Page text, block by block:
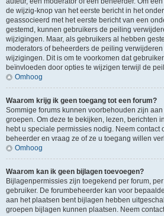
de wijzig-knop van het eerste bericht in het
geassocieerd met het eerste bericht van een
gestemd, kunnen gebruikers de peiling
wijzigingen. Maar, als gebruikers al hebben
moderators of beheerders de peiling
wijzigingen. Dit is om te voorkomen dat
beïnvloeden door opties te wijzigen terwijl de
Omhoog
Waarom krijg ik geen toegang tot een forum?
Sommige forums kunnen voorbehouden zijn
groepen. Om deze te bekijken, lezen, berichten
hebt u speciale permissies nodig. Neem contact
beheerder en vraag ze of ze u toegang willen
Omhoog
Waarom kan ik geen bijlagen toevoegen?
Bijlagenpermissies zijn toegekend per forum,
gebruiker. De forumbeheerder kan voor
aan het plaatsen bent bijlagen hebben
groepen bijlagen kunnen plaatsen. Neem